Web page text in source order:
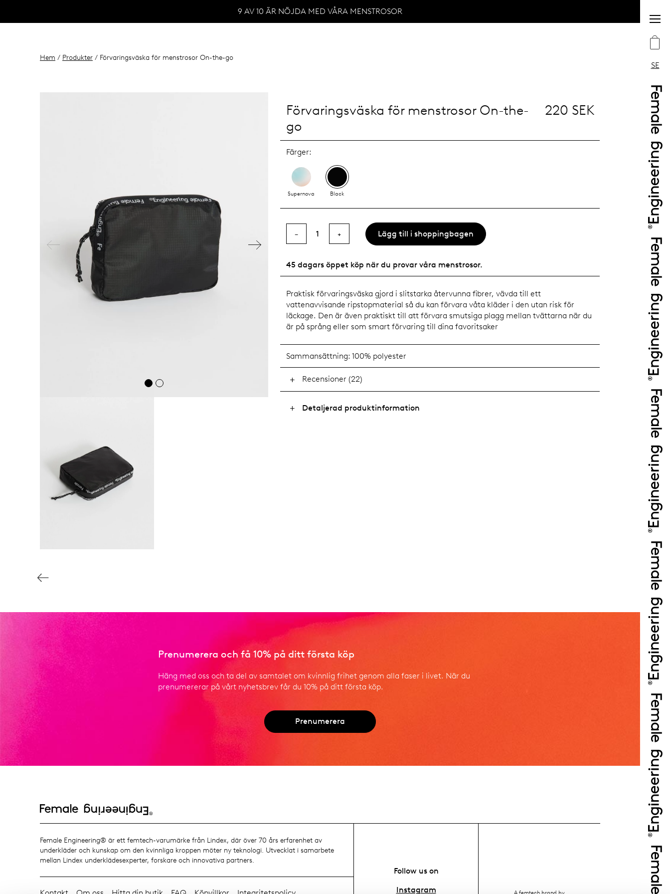
SE
9 AV 10 ÄR NÖJDA MED VÅRA MENSTROSOR
Hem / Produkter / Förvaringsväska för menstrosor On-the-go
Förvaringsväska för menstrosor On-the-
go
220 SEK
Färger:
Supernova Black
− 1 +
45 dagars öppet köp när du provar våra menstrosor.
Lägg till i shoppingbagen
Praktisk förvaringsväska gjord i slitstarka återvunna fibrer, vävda till ett
vattenavvisande ripstopmaterial så du kan förvara våta kläder i den utan risk för
läckage. Den är även praktiskt till att förvara smutsiga plagg mellan tvättarna när du
är på språng eller som smart förvaring till dina favoritsaker
Sammansättning: 100% polyester
Recensioner (22)
Detaljerad produktinformation
Prenumerera och få 10% på ditt första köp
Häng med oss och ta del av samtalet om kvinnlig frihet genom alla faser i livet. När du
prenumererar på vårt nyhetsbrev får du 10% på ditt första köp.
Prenumerera
Female Engineering® är ett femtech-varumärke från Lindex, där över 70 års erfarenhet av
underkläder och kunskap om den kvinnliga kroppen möter ny teknologi. Utvecklat i samarbete
mellan Lindex underklädesexperter, forskare och innovativa partners.
Follow us on
Instagram
A femtech brand by